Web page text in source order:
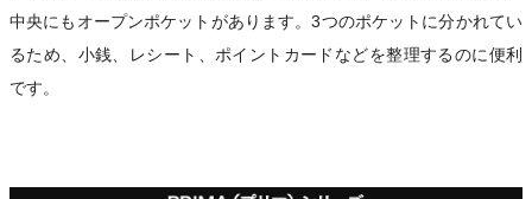
中央にもオープンポケットがあります。3つのポケットに分かれてい
るため、小銭、レシート、ポイントカードなどを整理するのに便利
です。